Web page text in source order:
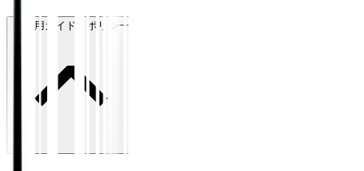
ご利用ガイド・ポリシー